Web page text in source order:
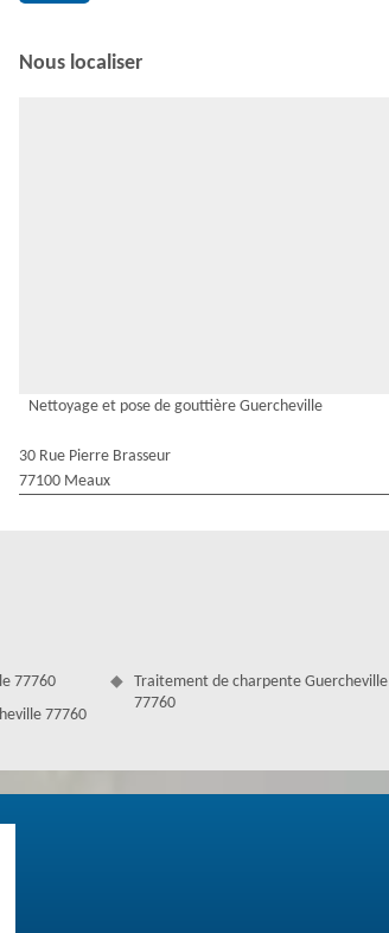
Nous localiser
Nettoyage et pose de gouttière Guercheville
30 Rue Pierre Brasseur
77100 Meaux
77760
77760
Traitement de charpente Guercheville
77760